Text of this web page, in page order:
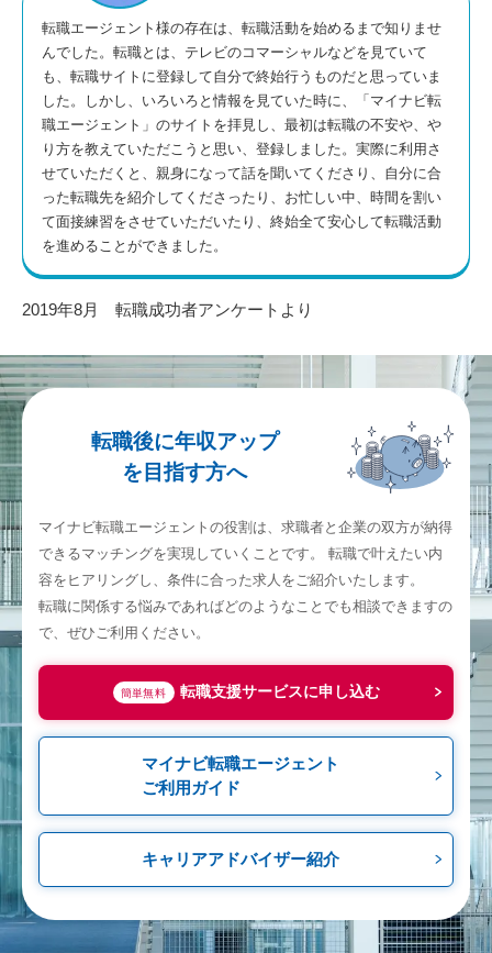
転職エージェント様の存在は、転職活動を始めるまで知りませ
んでした。転職とは、テレビのコマーシャルなどを見ていて
も、転職サイトに登録して自分で終始行うものだと思っていま
した。しかし、いろいろと情報を見ていた時に、「マイナビ転
職エージェント」のサイトを拝見し、最初は転職の不安や、や
り方を教えていただこうと思い、登録しました。実際に利用さ
せていただくと、親身になって話を聞いてくださり、自分に合
った転職先を紹介してくださったり、お忙しい中、時間を割い
て面接練習をさせていただいたり、終始全て安心して転職活動
を進めることができました。
2019年8月 転職成功者アンケートより
転職後に年収アップ
を目指す方へ
マイナビ転職エージェントの役割は、求職者と企業の双方が納得
できるマッチングを実現していくことです。
転職で叶えたい内
容をヒアリングし、条件に合った求人をご紹介いたします。
転職に関係する悩みであればどのようなことでも相談できますの
で、ぜひご利用ください。
簡単無料 転職支援サービスに申し込む
マイナビ転職エージェント
ご利用ガイド
キャリアアドバイザー紹介